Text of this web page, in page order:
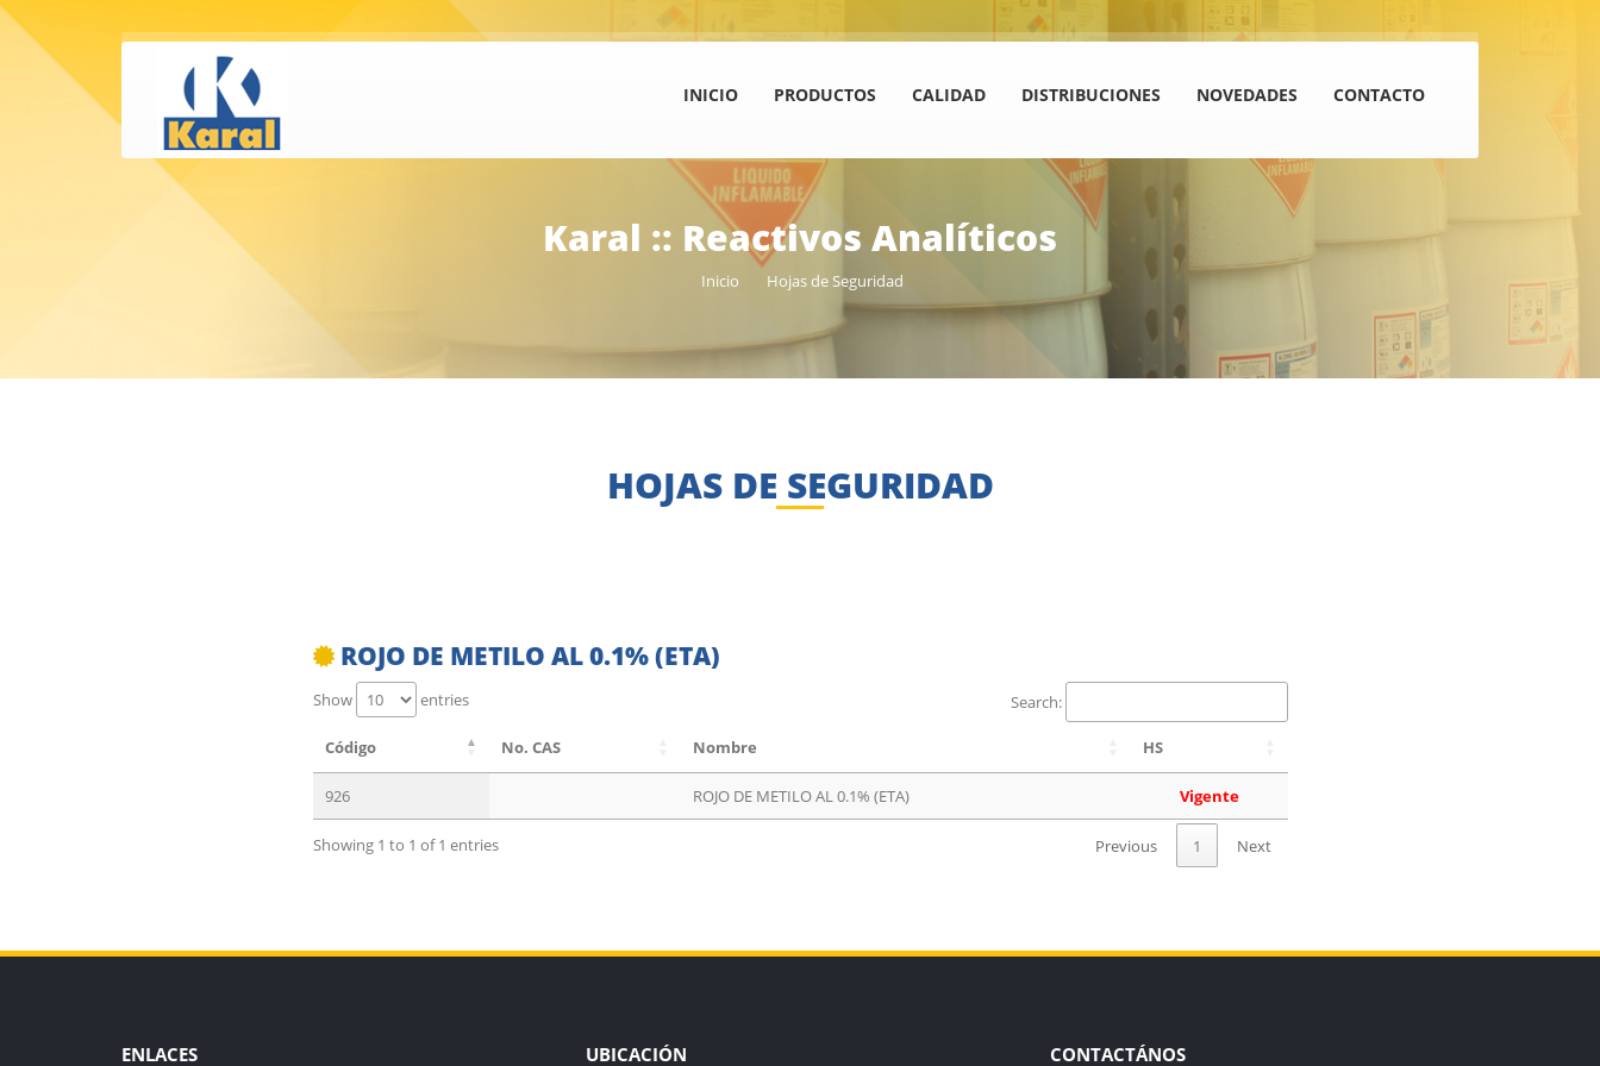
INICIO PRODUCTOS CALIDAD DISTRIBUCIONES NOVEDADES CONTACTO
Karal :: Reactivos Analíticos
Inicio Hojas de Seguridad
HOJAS DE SEGURIDAD
ROJO DE METILO AL 0.1% (ETA)
Show entries Search:
Código No. CAS Nombre HS
926 ROJO DE METILO AL 0.1% (ETA) Vigente
Showing 1 to 1 of 1 entries Previous 1 Next
ENLACES UBICACIÓN CONTACTÁNOS